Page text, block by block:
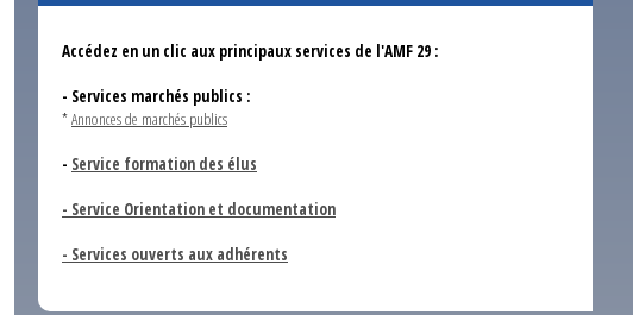
Accédez en un clic aux principaux services de l'AMF 29 :
- Services marchés publics :
*Annonces de marchés publics
- Service formation des élus
- Service Orientation et documentation
- Services ouverts aux adhérents